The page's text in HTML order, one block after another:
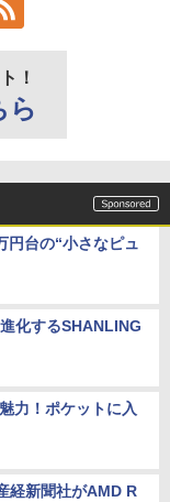
！
ら
円台の“小さなピュ
化するSHANLING
力！ポケットに入
経新聞社がAMD R